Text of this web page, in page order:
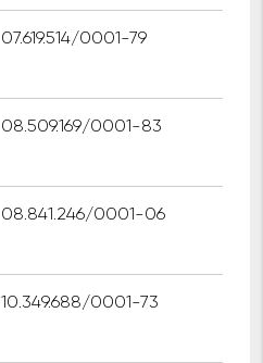
07.619.514/0001-79
08.509.169/0001-83
08.841.246/0001-06
10.349.688/0001-73